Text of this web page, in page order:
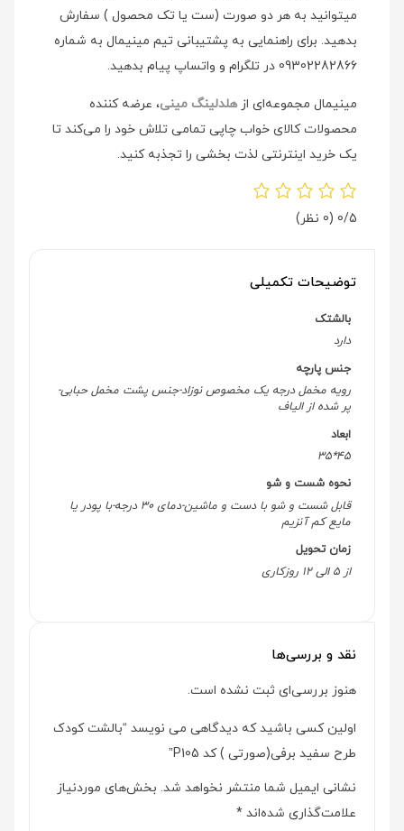
میتوانید به هر دو صورت (ست یا تک محصول ) سفارش
بدهید. برای راهنمایی به پشتیبانی تیم مینیمال به شماره
09302282866 در تلگرام و واتساپ پیام بدهید.
مینیمال مجموعه‌ای ازهلدلینگ مینی، عرضه کننده
محصولات کالای خواب چاپی تمامی تلاش خود را می‌کند تا
یک خرید اینترنتی لذت بخشی را تجذبه کنید.
0/5 (0 نظر)
توضیحات تکمیلی
بالشتک
دارد
جنس پارچه
رویه مخمل درجه یک مخصوص نوزاد-جنس پشت مخمل حبابی-
پر شده از الیاف
ابعاد
45*35
نحوه شست و شو
قابل شست و شو با دست و ماشین-دمای 30 درجه-با پودر یا
مایع کم آنزیم
زمان تحویل
از 5 الی 12 روزکاری
نقد و بررسی‌ها
هنوز بررسی‌ای ثبت نشده است.
اولین کسی باشید که دیدگاهی می نویسد “بالشت کودک
طرح سفید برفی(صورتی ) کد P105”
نشانی ایمیل شما منتشر نخواهد شد. بخش‌های موردنیاز
علامت‌گذاری شده‌اند *